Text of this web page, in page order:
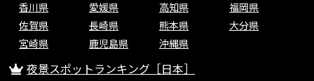
香川県
愛媛県 高知県
福岡県
佐賀県
長崎県 熊本県
大分県
宮崎県
鹿児島県 沖縄県
夜景スポットランキング［日本］